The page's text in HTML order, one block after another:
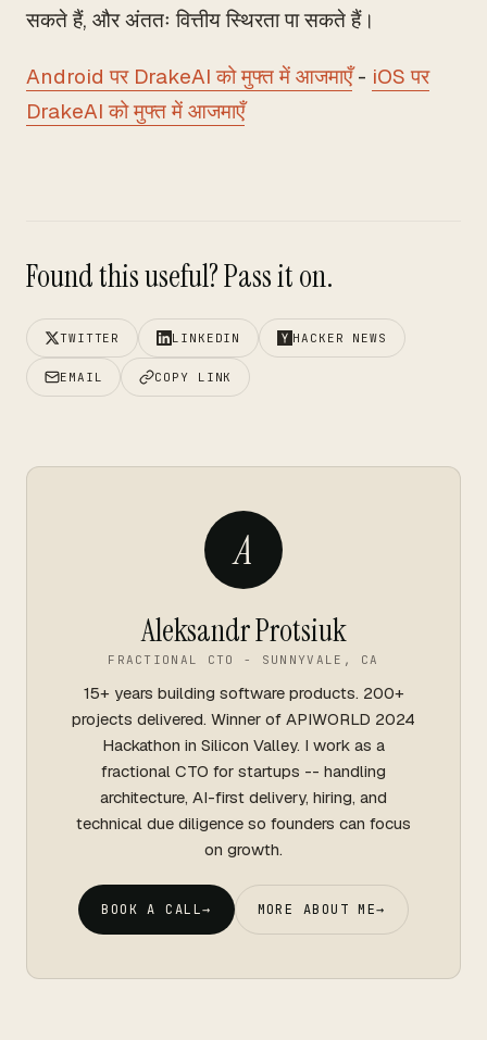
सकते हैं, और अंततः वित्तीय स्थिरता पा सकते हैं।
Android पर DrakeAI को मुफ्त में आजमाएँ- iOS पर
DrakeAI को मुफ्त में आजमाएँ
Found this useful? Pass it on.
TWITTER LINKEDIN HACKER NEWS
EMAIL COPY LINK
A
Aleksandr Protsiuk
FRACTIONAL CTO - SUNNYVALE, CA
15+ years building software products. 200+
projects delivered. Winner of APIWORLD 2024
Hackathon in Silicon Valley. I work as a
fractional CTO for startups -- handling
architecture, AI-first delivery, hiring, and
technical due diligence so founders can focus
on growth.
BOOK A CALL→ MORE ABOUT ME→